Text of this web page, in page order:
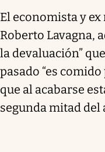
El economista y
Roberto Lavagna,
la devaluación”
pasado “es
que al acabarse
segunda mitad del